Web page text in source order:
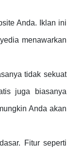
Anda. Iklan ini
menawarkan
tidak sekuat
juga biasanya
Anda akan
Fitur seperti